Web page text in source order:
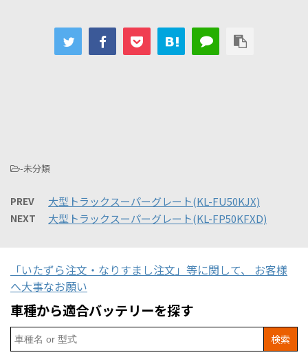
-未分類
PREV 大型トラックスーパーグレート(KL-FU50KJX)
NEXT 大型トラックスーパーグレート(KL-FP50KFXD)
「いたずら注文・なりすまし注文」等に関して、 お客様
へ大事なお願い
車種から適合バッテリーを探す
Search
for: